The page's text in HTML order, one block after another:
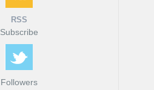
RSS
Subscribe
Followers